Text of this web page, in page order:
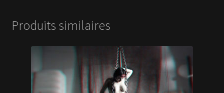
Produits similaires